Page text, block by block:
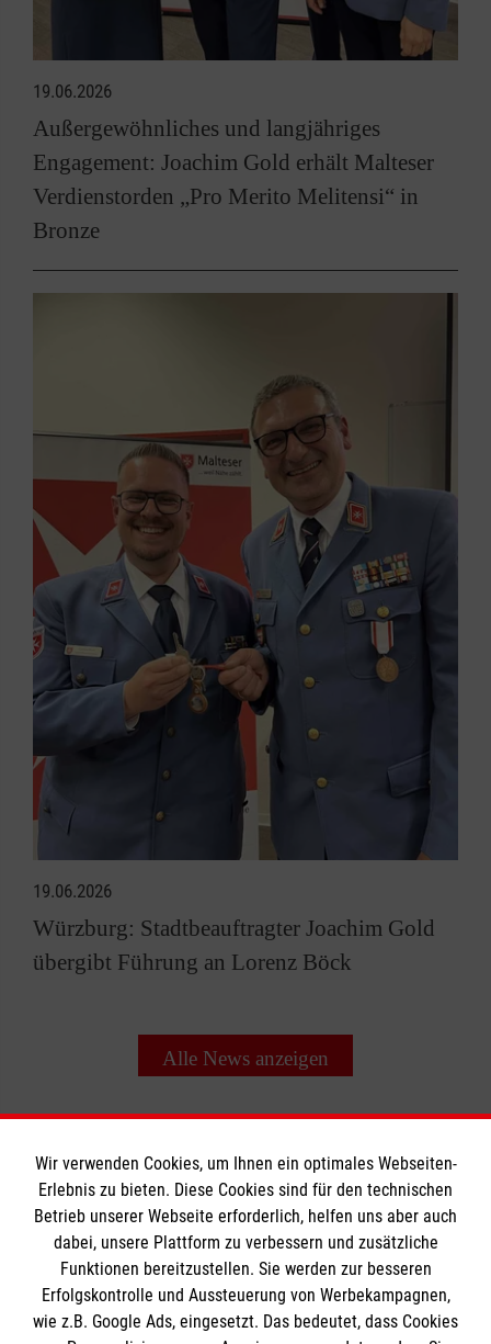
19.06.2026
Außergewöhnliches und langjähriges
Engagement: Joachim Gold erhält Malteser
Verdienstorden „Pro Merito Melitensi“ in
Bronze
19.06.2026
Würzburg: Stadtbeauftragter Joachim Gold
übergibt Führung an Lorenz Böck
Alle News anzeigen
Informationen
Impressum
Datenschutz
Wir verwenden Cookies, um Ihnen ein optimales Webseiten-
Erlebnis zu bieten. Diese Cookies sind für den technischen
Betrieb unserer Webseite erforderlich, helfen uns aber auch
dabei, unsere Plattform zu verbessern und zusätzliche
Funktionen bereitzustellen. Sie werden zur besseren
Erfolgskontrolle und Aussteuerung von Werbekampagnen,
wie z.B. Google Ads, eingesetzt. Das bedeutet, dass Cookies